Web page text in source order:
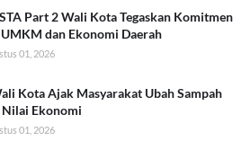
Part 2 Wali Kota Tegaskan Komitmen
dan Ekonomi Daerah
01, 2026
Kota Ajak Masyarakat Ubah Sampah
Ekonomi
01, 2026